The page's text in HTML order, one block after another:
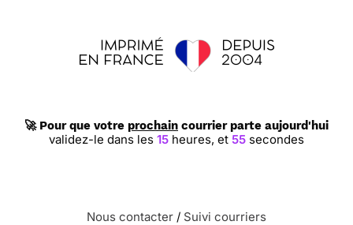
🚀 Pour que votre prochain courrier parte aujourd'hui
validez-le dans les 15 heures, et 55 secondes
Nous contacter / Suivi courriers